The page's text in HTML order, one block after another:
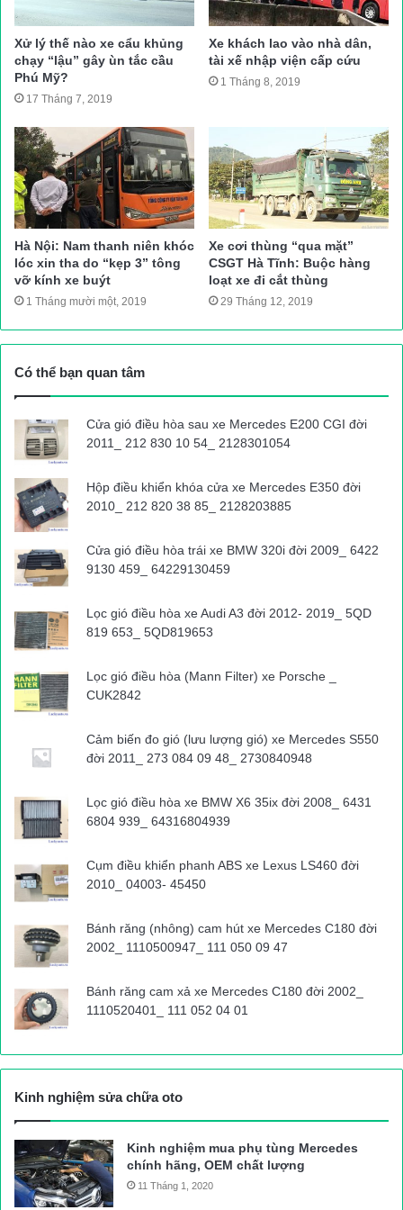
Nguyễn Gia Bảo (SN 2015). Chiều 22/9, anh Thuỷ lại chở cả
nhà quay vềVĩnh Phúc. Khoảng 17h30 cùng ngày, khi anh
Thuỷ điều khiển xe máy chở vợ và hai con đếnKm 4+800 trên
tuyến QL18
qua địa bàn huyện Sóc Sơn thì tự gây TNGT
“Quá trình khám nghiệm hiện trường, xe máy 88H1-197.62 do
anh Thuỷ điều khiển chạy tốc độ cao đã lao vào hàng rào hộ lan
sắt ven đường, hiện trường không có dấu hiệu của việc va
chạm với phương tiện khác”, lãnh đạo Công an huyện Sóc Sơn
nói.
Như Giao thông đưa tin, vào hồi 17h30 (ngày 22/9), anh
tỉnh Vĩnh Phúc) điều khiển xe máy mang BKS 88H1-197.62 chở
vợ là chị Trần Thị Tuyết (SN 1993) và 2 con là Nguyễn Gia Bảo
Tới Km 4+800 trên tuyến QL18 qua địa bàn xã Phú Minh, huyện
Sóc Sơn, xe máy của anh Thuỷ gặp nạn, chị Trần Thị Tuyết và
cháu Nguyễn Gia Bảo tử vong tại chỗ. Cháu Nguyễn Gia Hân
cũng tử vong trên đường đi cấp cứu. Hiện anh Nguyễn Văn
Thuỷ đang được cấp cứu tại bệnh viện.
Nguồn bài viết:ATGT.VN
tai nạn giao thông Tin tuc trong ngay
Xử lý thế nào xe cẩu khủng
chạy “lậu” gây ùn tắc cầu
Phú Mỹ?
17 Tháng 7, 2019
Xe khách lao vào nhà dân,
tài xế nhập viện cấp cứu
1 Tháng 8, 2019
Hà Nội: Nam thanh niên khóc
lóc xin tha do “kẹp 3” tông
vỡ kính xe buýt
1 Tháng mười một, 2019
Xe cơi thùng “qua mặt”
CSGT Hà Tĩnh: Buộc hàng
loạt xe đi cắt thùng
29 Tháng 12, 2019
Có thể bạn quan tâm
Cửa gió điều hòa sau xe Mercedes E200 CGI đời
2011_ 212 830 10 54_ 2128301054
Hộp điều khiển khóa cửa xe Mercedes E350 đời
2010_ 212 820 38 85_ 2128203885
Cửa gió điều hòa trái xe BMW 320i đời 2009_ 6422
9130 459_ 64229130459
Lọc gió điều hòa xe Audi A3 đời 2012- 2019_ 5QD
819 653_ 5QD819653
Lọc gió điều hòa (Mann Filter) xe Porsche _
CUK2842
Cảm biến đo gió (lưu lượng gió) xe Mercedes S550
đời 2011_ 273 084 09 48_ 2730840948
Lọc gió điều hòa xe BMW X6 35ix đời 2008_ 6431
6804 939_ 64316804939
Cụm điều khiển phanh ABS xe Lexus LS460 đời
2010_ 04003- 45450
Bánh răng (nhông) cam hút xe Mercedes C180 đời
2002_ 1110500947_ 111 050 09 47
Bánh răng cam xả xe Mercedes C180 đời 2002_
1110520401_ 111 052 04 01
Kinh nghiệm sửa chữa oto
Kinh nghiệm mua phụ tùng Mercedes
chính hãng, OEM chất lượng
11 Tháng 1, 2020